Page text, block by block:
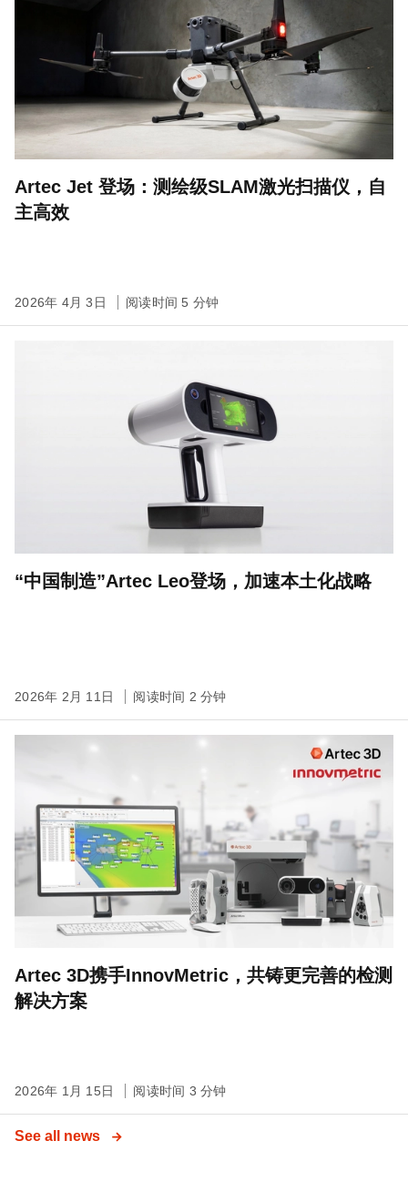
Artec Jet 登场：测绘级SLAM激光扫描仪，自
主高效
2026年 4月 3日 阅读时间 5 分钟
“中国制造”Artec Leo登场，加速本土化战略
2026年 2月 11日 阅读时间 2 分钟
Artec 3D携手InnovMetric，共铸更完善的检测
解决方案
2026年 1月 15日 阅读时间 3 分钟
See all news